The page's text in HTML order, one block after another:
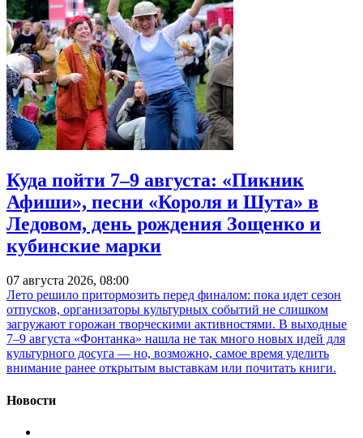
Куда пойти 7–9 августа: «Пикник
Афиши», песни «Короля и Шута» в
Ледовом, день рождения Зощенко и
кубинские марки
07 августа 2026, 08:00
Лето решило притормозить перед финалом: пока идет сезон
отпусков, организаторы культурных событий не слишком
загружают горожан творческими активностями. В выходные
7–9 августа «Фонтанка» нашла не так много новых идей для
культурного досуга — но, возможно, самое время уделить
внимание ранее открытым выставкам или почитать книги.
Новости